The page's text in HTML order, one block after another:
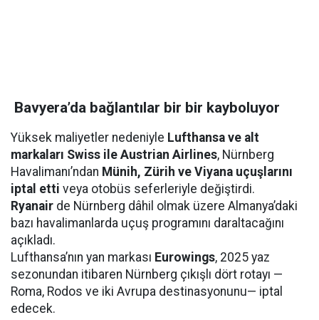
Bavyera’da bağlantılar bir bir kayboluyor
Yüksek maliyetler nedeniyle Lufthansa ve alt
markaları Swiss ile Austrian Airlines, Nürnberg
Havalimanı’ndan Münih, Zürih ve Viyana uçuşlarını
iptal etti veya otobüs seferleriyle değiştirdi.
Ryanair de Nürnberg dâhil olmak üzere Almanya’daki
bazı havalimanlarda uçuş programını daraltacağını
açıkladı.
Lufthansa’nın yan markası Eurowings, 2025 yaz
sezonundan itibaren Nürnberg çıkışlı dört rotayı —
Roma, Rodos ve iki Avrupa destinasyonunu— iptal
edecek.